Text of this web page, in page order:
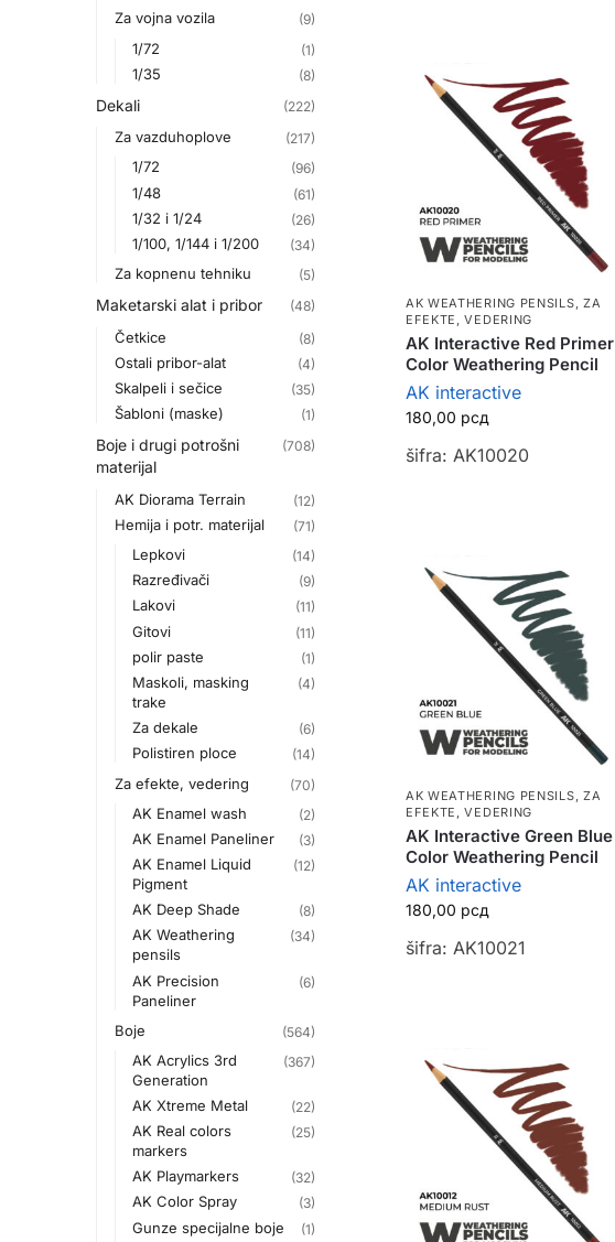
AK WEATHERING PENSILS, ZA
EFEKTE, VEDERING
AK Interactive Red Primer
Color Weathering Pencil
AK interactive
180,00 рсд
šifra: AK10020
AK WEATHERING PENSILS, ZA
EFEKTE, VEDERING
AK Interactive Green Blue
Color Weathering Pencil
AK interactive
180,00 рсд
šifra: AK10021
Za vojna vozila (9)
1/72 (1)
1/35 (8)
Dekali (222)
Za vazduhoplove (217)
1/72 (96)
1/48 (61)
1/32 i 1/24 (26)
1/100, 1/144 i 1/200 (34)
Za kopnenu tehniku (5)
Maketarski alat i pribor (48)
Četkice (8)
Ostali pribor-alat (4)
Skalpeli i sečice (35)
Šabloni (maske) (1)
Boje i drugi potrošni
materijal
(708)
AK Diorama Terrain (12)
Hemija i potr. materijal (71)
Lepkovi (14)
Razređivači (9)
Lakovi (11)
Gitovi (11)
polir paste (1)
Maskoli, masking
trake
(4)
Za dekale (6)
Polistiren ploce (14)
Za efekte, vedering (70)
AK Enamel wash (2)
AK Enamel Paneliner (3)
AK Enamel Liquid
Pigment
(12)
AK Deep Shade (8)
AK Weathering
pensils
(34)
AK Precision
Paneliner
(6)
Boje (564)
AK Acrylics 3rd
Generation
(367)
AK Xtreme Metal (22)
AK Real colors
markers
(25)
AK Playmarkers (32)
AK Color Spray (3)
Gunze specijalne boje (1)